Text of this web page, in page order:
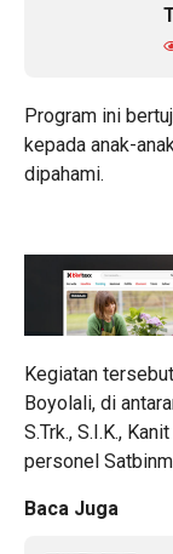
Program ini
kepada anak-
dipahami.
Kegiatan
Boyolali, di
S.Trk., S.I.K.,
personel
Baca Juga